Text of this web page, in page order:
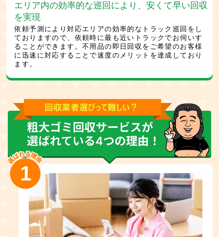
エリア内の効率的な巡回により、安くて早い回収
を実現
依頼予測により対応エリアの効率的なトラック巡回をし
ておりますので、依頼時に最も近いトラックでお伺いす
ることができます。不用品の即日回収をご希望のお客様
に迅速に対応することで速度のメリットを達成しており
ます。
1